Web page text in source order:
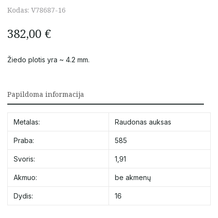
Kodas: V78687-16
382,00 €
Žiedo plotis yra ~ 4.2 mm.
Papildoma informacija
Metalas: Raudonas auksas
Praba: 585
Svoris: 1,91
Akmuo: be akmenų
Dydis: 16